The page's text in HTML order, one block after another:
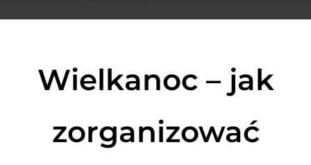
Wielkanoc – jak
zorganizować